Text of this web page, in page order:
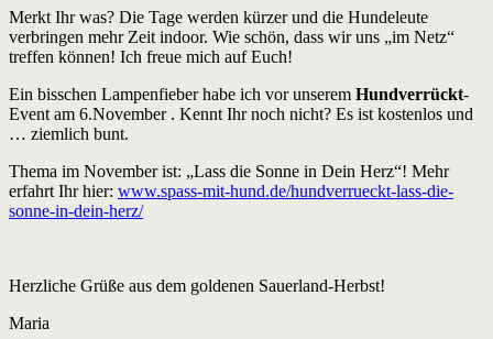
Merkt Ihr was? Die Tage werden kürzer und die Hundeleute
verbringen mehr Zeit indoor. Wie schön, dass wir uns „im Netz“
treffen können! Ich freue mich auf Euch!
Ein bisschen Lampenfieber habe ich vor unserem Hundverrückt-
Event am 6.November . Kennt Ihr noch nicht? Es ist kostenlos und
… ziemlich bunt.
Thema im November ist: „Lass die Sonne in Dein Herz“! Mehr
erfahrt Ihr hier: www.spass-mit-hund.de/hundverrueckt-lass-die-
sonne-in-dein-herz/
Herzliche Grüße aus dem goldenen Sauerland-Herbst!
Maria